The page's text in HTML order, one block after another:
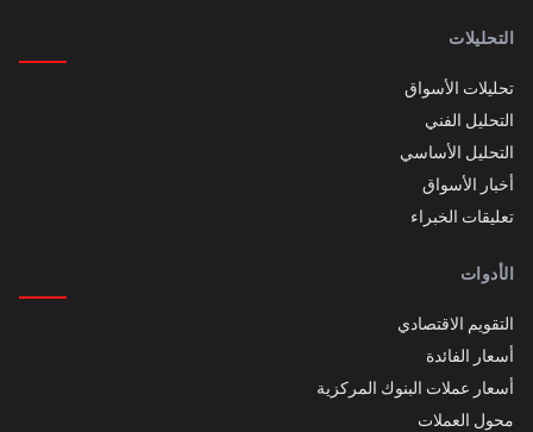
التحليلات
تحليلات الأسواق
التحليل الفني
التحليل الأساسي
أخبار الأسواق
تعليقات الخبراء
الأدوات
التقويم الاقتصادي
أسعار الفائدة
أسعار عملات البنوك المركزية
محول العملات